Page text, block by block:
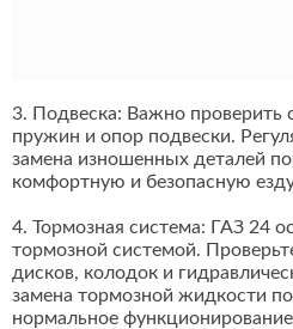
3. Подвеска: Важно проверить
пружин и опор подвески.
замена изношенных деталей
комфортную и безопасную
4. Тормозная система: ГАЗ 24
тормозной системой.
дисков, колодок и
замена тормозной жидкости
нормальное